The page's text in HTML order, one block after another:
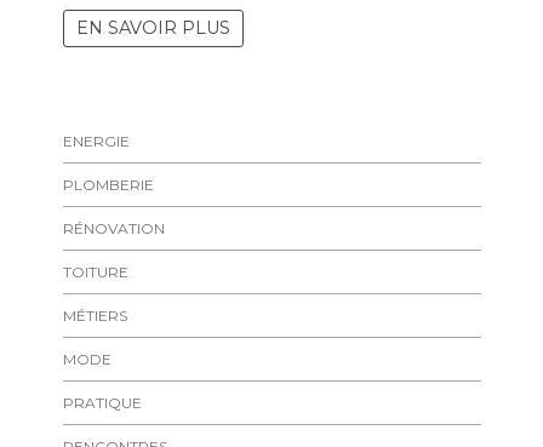
EN SAVOIR PLUS
ENERGIE
PLOMBERIE
RÉNOVATION
TOITURE
MÉTIERS
MODE
PRATIQUE